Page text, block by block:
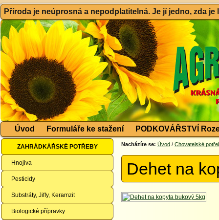
Příroda je neúprosná a nepodplatitelná. Je jí jedno, zda
Úvod Formuláře ke stažení PODKOVÁŘSTVÍ
ZAHRÁDKÁŘSKÉ POTŘEBY
Hnojiva
Pesticidy
Substráty, Jiffy, Keramzit
Biologické přípravky
Nacházíte se: Úvod / Chovatelské
Dehet na